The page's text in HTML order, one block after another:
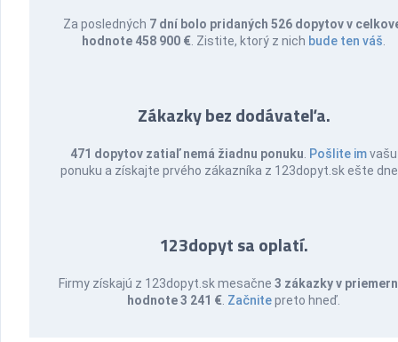
Za posledných 7 dní bolo pridaných 526 dopytov v
hodnote 458 900 € . Zistite, ktorý z nich bude ten váš
Zákazky bez dodávateľa.
471 dopytov zatiaľ nemá žiadnu ponuku Pošlite imvašu
ponuku a získajte prvého zákazníka z 123dopyt.sk ešte
123dopyt sa oplatí.
Firmy získajú z 123dopyt.sk mesačne3 zákazky v
hodnote 3 241 € Začnitepreto hneď.